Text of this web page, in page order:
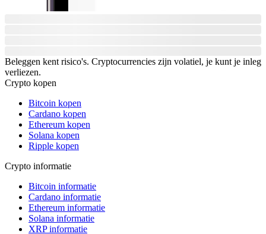
Beleggen kent risico's. Cryptocurrencies zijn volatiel, je kunt je inleg
verliezen.
Crypto kopen
Bitcoin kopen
Cardano kopen
Ethereum kopen
Solana kopen
Ripple kopen
Crypto informatie
Bitcoin informatie
Cardano informatie
Ethereum informatie
Solana informatie
XRP informatie